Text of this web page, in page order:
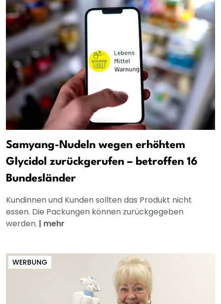
Samyang-Nudeln wegen erhöhtem
Glycidol zurückgerufen – betroffen 16
Bundesländer
Kundinnen und Kunden sollten das Produkt nicht
essen. Die Packungen können zurückgegeben
werden. | mehr
WERBUNG